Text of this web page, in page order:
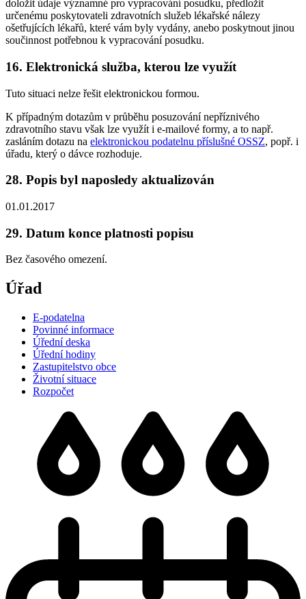
doložit údaje významné pro vypracování posudku, předložit
určenému poskytovateli zdravotních služeb lékařské nálezy
ošetřujících lékařů, které vám byly vydány, anebo poskytnout jinou
součinnost potřebnou k vypracování posudku.
16. Elektronická služba, kterou lze využít
Tuto situaci nelze řešit elektronickou formou.
K případným dotazům v průběhu posuzování nepříznivého
zdravotního stavu však lze využít i e-mailové formy, a to např.
zasláním dotazu na elektronickou podatelnu příslušné OSSZ, popř. i
úřadu, který o dávce rozhoduje.
28. Popis byl naposledy aktualizován
01.01.2017
29. Datum konce platnosti popisu
Bez časového omezení.
Úřad
E-podatelna
Povinné informace
Úřední deska
Úřední hodiny
Zastupitelstvo obce
Životní situace
Rozpočet